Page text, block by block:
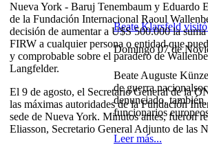
Nueva York - Baruj Tenembaum y Eduardo
de la Fundación Internacional Raoul
decisión de aumentar a U$S 500.000 la
FIRW a cualquier persona o entidad que
y comprobable sobre el paradero de
Langfelder.
El 9 de agosto, el Secretario General de la
las máximas autoridades de la Fundación
sede de Nueva York. Minutos antes, fueron
Eliasson, Secretario General Adjunto de las
Beate Klarsfeld
Domingo 07 de
Beate Auguste
de guerra
denunciado,
funcionarios
Leer más...